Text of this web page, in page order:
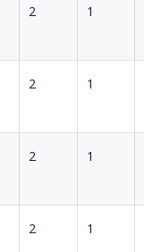
2 1
2 1
2 1
2 1